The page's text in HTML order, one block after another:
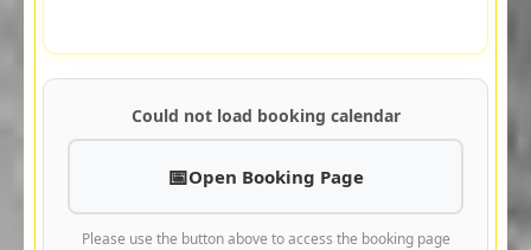
Could not load booking calendar
Open Booking Page
Please use the button above to access the booking page